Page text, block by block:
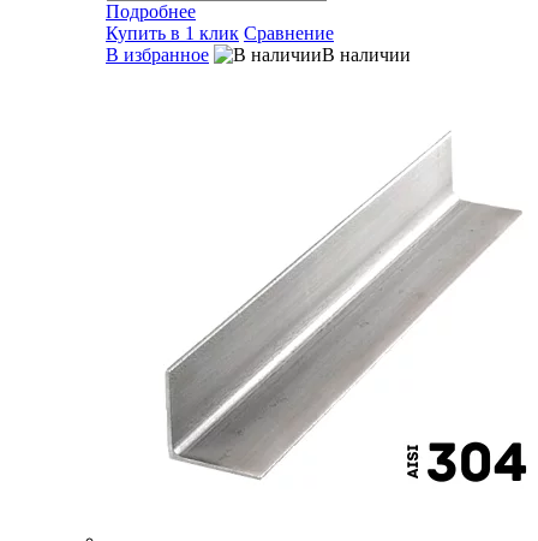
Подробнее
Купить в 1 клик Сравнение
В избранное
В наличии